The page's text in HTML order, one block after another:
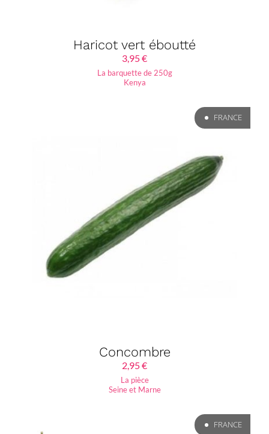
Haricot vert éboutté
3,95€
La barquette de 250g
Kenya
FRANCE
Concombre
2,95€
La pièce
Seine et Marne
FRANCE